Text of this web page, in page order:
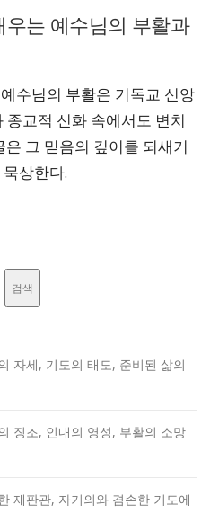
는 예수님의 부활과
수님의 부활은 기독교 신앙
교적 신화 속에서도 변치
그 믿음의 깊이를 되새기
상한다.
검색
자세, 기도의 태도, 준비된 삶의
징조, 인내의 영성, 부활의 소망
재판관, 자기의와 겸손한 기도에